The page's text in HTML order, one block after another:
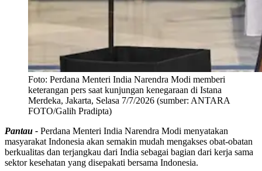
Foto: Perdana Menteri India Narendra Modi memberi
keterangan pers saat kunjungan kenegaraan di Istana
Merdeka, Jakarta, Selasa 7/7/2026 (sumber: ANTARA
FOTO/Galih Pradipta)
Pantau - Perdana Menteri India Narendra Modi menyatakan
masyarakat Indonesia akan semakin mudah mengakses obat-obatan
berkualitas dan terjangkau dari India sebagai bagian dari kerja sama
sektor kesehatan yang disepakati bersama Indonesia.